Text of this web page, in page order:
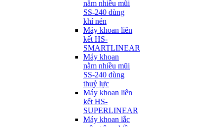
nằm nhiều mũi
SS-240 dùng
khí nén
Máy khoan liên
kết HS-
SMARTLINEAR
Máy khoan
nằm nhiều mũi
SS-240 dùng
thuỷ lực
Máy khoan liên
kết HS-
SUPERLINEAR
Máy khoan lắc